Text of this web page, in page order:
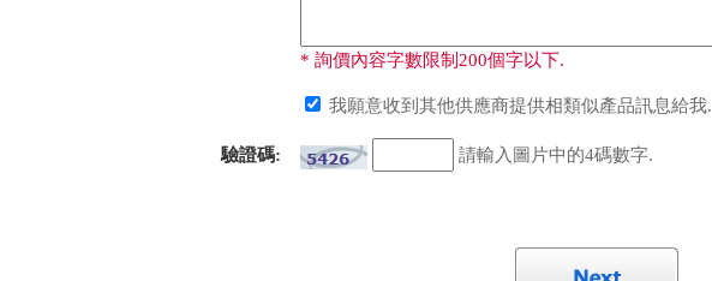
* 詢價內容字數限制200個字以下.
我願意收到其他供應商提供相類似產品訊息給我.
驗證碼: 請輸入圖片中的4碼數字.